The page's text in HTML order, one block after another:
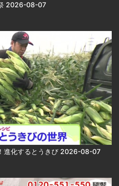
2026-08-07
進化するとうきび 2026-08-07